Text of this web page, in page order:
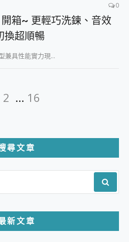
0
開箱~ 更輕巧洗鍊、音效
換超順暢
兼具性能實力現...
Page
2 ... Page
16
尋文章
新文章